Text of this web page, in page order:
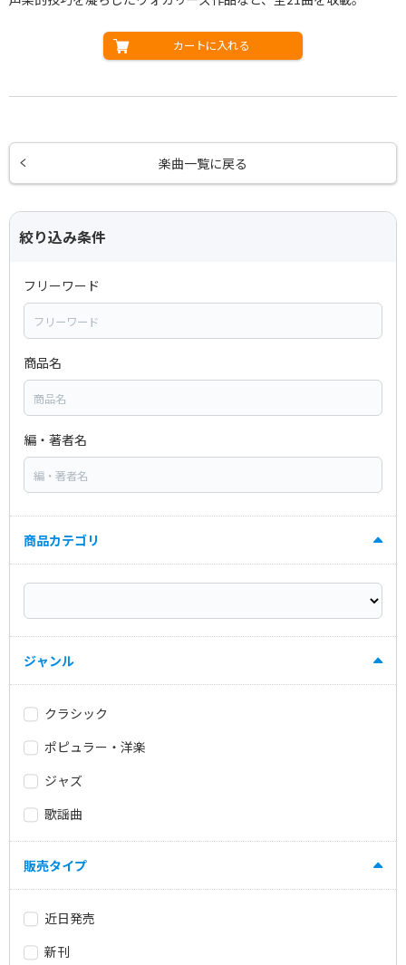
カートに入れる
楽曲一覧に戻る
絞り込み条件
フリーワード
商品名
編・著者名
商品カテゴリ
ジャンル
クラシック
ポピュラー・洋楽
ジャズ
歌謡曲
販売タイプ
近日発売
新刊